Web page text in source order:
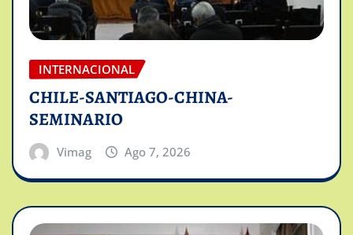
INTERNACIONAL
CHILE-SANTIAGO-CHINA-
SEMINARIO
Vimag Ago 7, 2026